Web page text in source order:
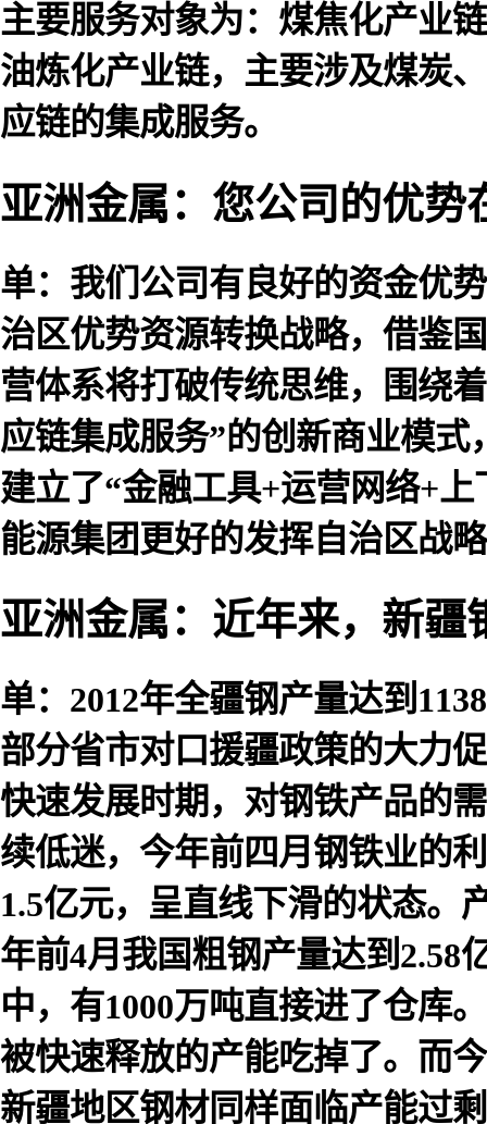
主要服务对象为：煤焦化产业
油炼化产业链，主要涉及煤炭
应链的集成服务。
亚洲金属：您公司的优势
单：我们公司有良好的资金优
治区优势资源转换战略，借鉴
营体系将打破传统思维，围绕
应链集成服务”的创新商业模
建立了“金融工具+运营网络+
能源集团更好的发挥自治区战
亚洲金属：近年来，新疆
单：2012年全疆钢产量达到
部分省市对口援疆政策的大力
快速发展时期，对钢铁产品的
续低迷，今年前四月钢铁业的
1.5亿元，呈直线下滑的状态。
年前4月我国粗钢产量达到2.58
中，有1000万吨直接进了仓库
被快速释放的产能吃掉了。而
新疆地区钢材同样面临产能过